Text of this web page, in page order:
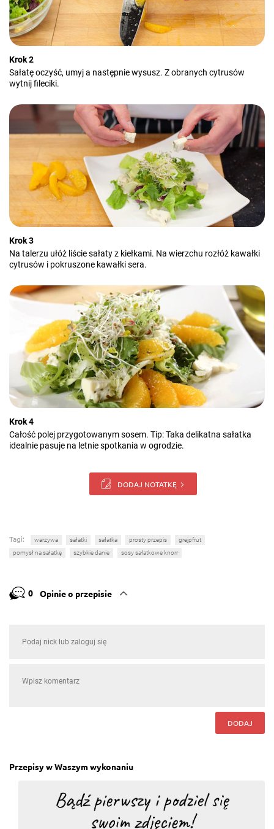
Krok 2
Sałatę oczyść, umyj a następnie wysusz. Z obranych cytrusów
wytnij fileciki.
Krok 3
Na talerzu ułóż liście sałaty z kiełkami. Na wierzchu rozłóż kawałki
cytrusów i pokruszone kawałki sera.
Krok 4
Całość polej przygotowanym sosem. Tip: Taka delikatna sałatka
idealnie pasuje na letnie spotkania w ogrodzie.
DODAJ NOTATKĘ
Tagi: warzywa sałatki sałatka prosty przepis
grejpfrut
pomysł na sałatkę
szybkie danie sosy sałatkowe knorr
0 Opinie o przepisie
DODAJ
Przepisy w Waszym wykonaniu